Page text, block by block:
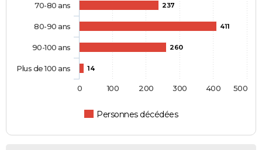
237
411
260
14
Personnes décédées
70-80 ans
80-90 ans
90-100 ans
Plus de 100 ans
0 100 200 300 400 500